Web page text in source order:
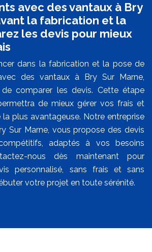
avec des vantaux à Bry
la fabrication et la
les devis pour mieux
dans la fabrication et la pose de
des vantaux à Bry Sur Marne,
comparer les devis. Cette étape
de mieux gérer vos frais et
plus avantageuse. Notre entreprise
Sur Marne, vous propose des devis
adaptés à vos besoins
nous dès maintenant pour
personnalisé, sans frais et sans
votre projet en toute sérénité.